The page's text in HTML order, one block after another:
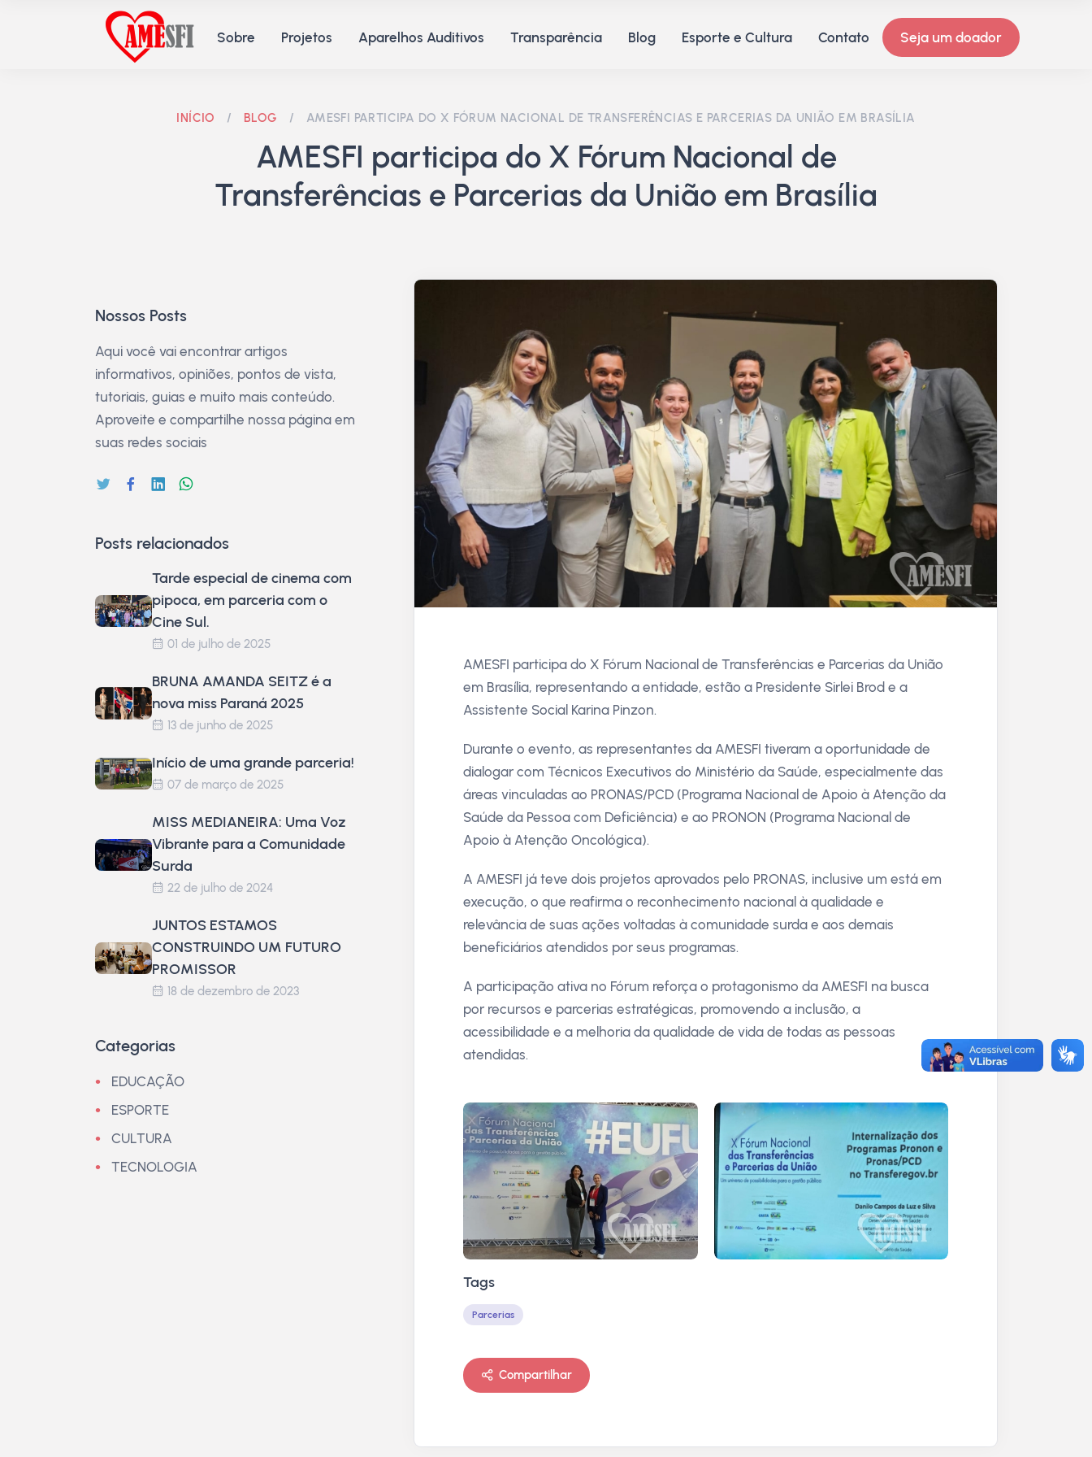
Sobre Projetos Aparelhos Auditivos Transparência Blog Esporte e Cultura Contato Seja um doador
INÍCIO / BLOG / AMESFI PARTICIPA DO X FÓRUM NACIONAL DE TRANSFERÊNCIAS E PARCERIAS DA UNIÃO EM BRASÍLIA
AMESFI participa do X Fórum Nacional de
Transferências e Parcerias da União em Brasília
AMESFI participa do X Fórum Nacional de Transferências e Parcerias da União
em Brasília, representando a entidade, estão a Presidente Sirlei Brod e a
Assistente Social Karina Pinzon.
Durante o evento, as representantes da AMESFI tiveram a oportunidade de
dialogar com Técnicos Executivos do Ministério da Saúde, especialmente das
áreas vinculadas ao PRONAS/PCD (Programa Nacional de Apoio à Atenção da
Saúde da Pessoa com Deficiência) e ao PRONON (Programa Nacional de
Apoio à Atenção Oncológica).
A AMESFI já teve dois projetos aprovados pelo PRONAS, inclusive um está em
execução, o que reafirma o reconhecimento nacional à qualidade e
relevância de suas ações voltadas à comunidade surda e aos demais
beneficiários atendidos por seus programas.
A participação ativa no Fórum reforça o protagonismo da AMESFI na busca
por recursos e parcerias estratégicas, promovendo a inclusão, a
acessibilidade e a melhoria da qualidade de vida de todas as pessoas
atendidas.
Tags
Parcerias
Compartilhar
Nossos Posts
Aqui você vai encontrar artigos
informativos, opiniões, pontos de vista,
tutoriais, guias e muito mais conteúdo.
Aproveite e compartilhe nossa página em
suas redes sociais
Posts relacionados
Tarde especial de cinema com
pipoca, em parceria com o
Cine Sul.
01 de julho de 2025
BRUNA AMANDA SEITZ é a
nova miss Paraná 2025
13 de junho de 2025
Início de uma grande parceria!
07 de março de 2025
MISS MEDIANEIRA: Uma Voz
Vibrante para a Comunidade
Surda
22 de julho de 2024
JUNTOS ESTAMOS
CONSTRUINDO UM FUTURO
PROMISSOR
18 de dezembro de 2023
Categorias
EDUCAÇÃO
ESPORTE
CULTURA
TECNOLOGIA